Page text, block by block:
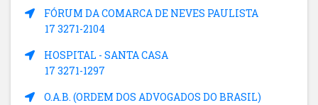
FÓRUM DA COMARCA DE NEVES PAULISTA
17 3271-2104
HOSPITAL - SANTA CASA
17 3271-1297
O.A.B. (ORDEM DOS ADVOGADOS DO BRASIL)